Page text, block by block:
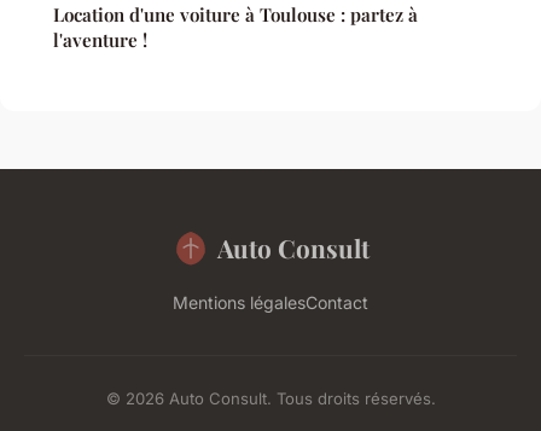
Location d'une voiture à Toulouse : partez à
l'aventure !
Auto Consult
Mentions légalesContact
© 2026 Auto Consult. Tous droits réservés.